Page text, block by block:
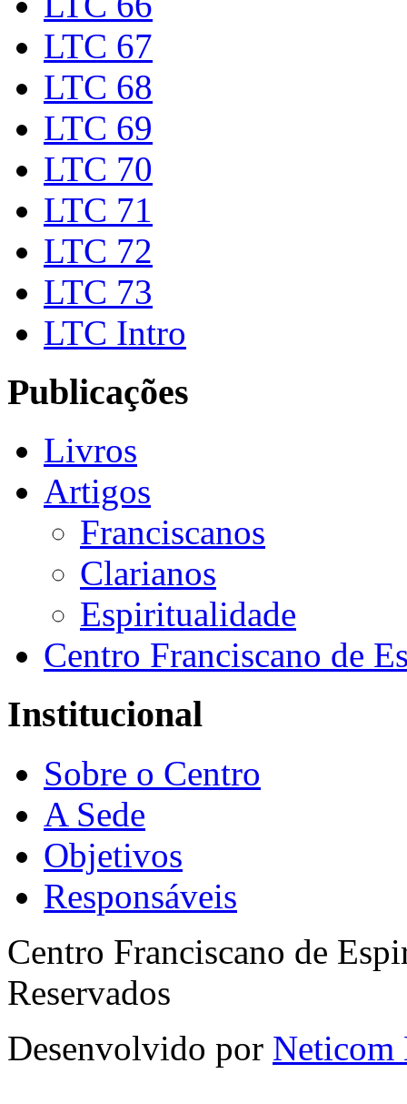
LTC 67
LTC 68
LTC 69
LTC 70
LTC 71
LTC 72
LTC 73
LTC Intro
Publicações
Livros
Artigos
Franciscanos
Clarianos
Espiritualidade
Centro Franciscano de
Institucional
Sobre o Centro
A Sede
Objetivos
Responsáveis
Centro Franciscano de
Reservados
Desenvolvido por Neticom